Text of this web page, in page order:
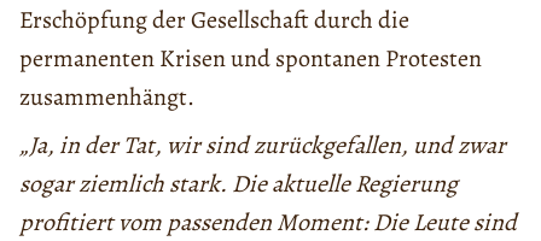
Erschöpfung der Gesellschaft durch die
permanenten Krisen und spontanen Protesten
zusammenhängt.
„Ja, in der Tat, wir sind zurückgefallen, und zwar
sogar ziemlich stark. Die aktuelle Regierung
profitiert vom passenden Moment: Die Leute sind